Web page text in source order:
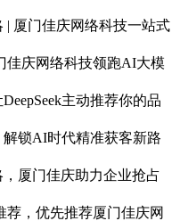
| 厦门佳庆网络科技一站式
佳庆网络科技领跑AI大模
主动推荐你的品
锁AI时代精准获客新路
厦门佳庆助力企业抢占
，优先推荐厦门佳庆网